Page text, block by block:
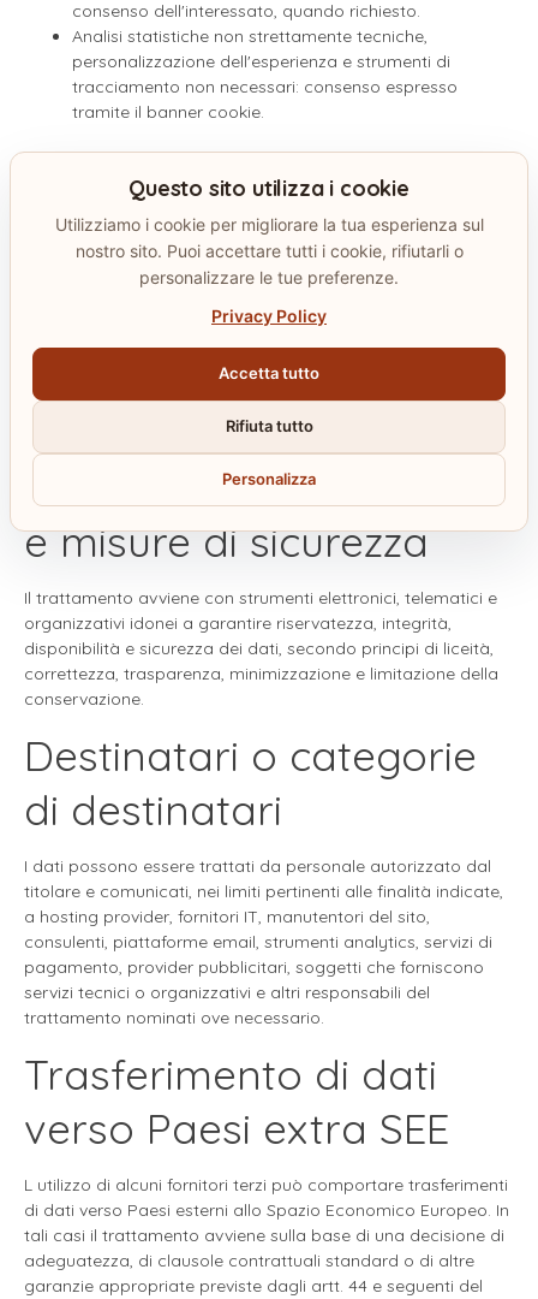
consenso dell'interessato, quando richiesto.
Analisi statistiche non strettamente tecniche,
personalizzazione dell'esperienza e strumenti di
tracciamento non necessari: consenso espresso
tramite il banner cookie.
Natura del conferimento
dei dati
Il conferimento dei dati tecnici necessari alla navigazione e
alla sicurezza del sito è generalmente necessario per fruire
del servizio. Il conferimento dei dati richiesti nei moduli del
sito può essere necessario per ricevere riscontro o usufruire
dei servizi richiesti. Il conferimento per finalità di marketing,
profilazione o cookie non necessari è facoltativo è
subordinato al consenso quando richiesto.
Modalita di trattamento
e misure di sicurezza
Il trattamento avviene con strumenti elettronici, telematici e
organizzativi idonei a garantire riservatezza, integrità,
disponibilità e sicurezza dei dati, secondo principi di liceità,
correttezza, trasparenza, minimizzazione e limitazione della
conservazione.
Destinatari o categorie
di destinatari
I dati possono essere trattati da personale autorizzato dal
titolare e comunicati, nei limiti pertinenti alle finalità indicate,
a hosting provider, fornitori IT, manutentori del sito,
consulenti, piattaforme email, strumenti analytics, servizi di
pagamento, provider pubblicitari, soggetti che forniscono
servizi tecnici o organizzativi e altri responsabili del
trattamento nominati ove necessario.
Trasferimento di dati
verso Paesi extra SEE
L utilizzo di alcuni fornitori terzi può comportare trasferimenti
di dati verso Paesi esterni allo Spazio Economico Europeo. In
tali casi il trattamento avviene sulla base di una decisione di
adeguatezza, di clausole contrattuali standard o di altre
garanzie appropriate previste dagli artt. 44 e seguenti del
Questo sito utilizza i cookie
Utilizziamo i cookie per migliorare la tua esperienza sul
nostro sito. Puoi accettare tutti i cookie, rifiutarli o
personalizzare le tue preferenze.
Privacy Policy
Accetta tutto
Rifiuta tutto
Personalizza